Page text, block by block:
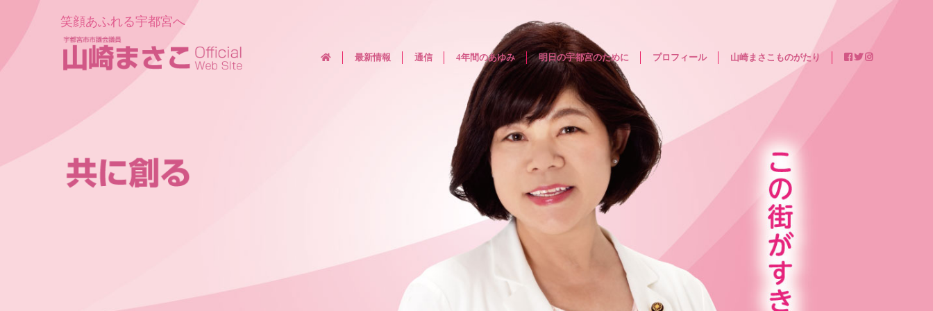
笑顔あふれる宇都宮へ
最新情報 通信 4年間のあゆみ 明日の宇都宮のために プロフィール 山崎まさこものがたり